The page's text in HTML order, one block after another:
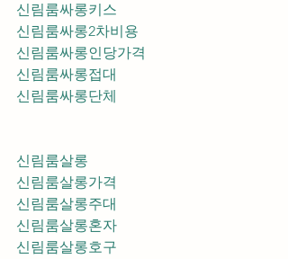
신림룸싸롱키스
신림룸싸롱2차비용
신림룸싸롱인당가격
신림룸싸롱접대
신림룸싸롱단체
신림룸살롱
신림룸살롱가격
신림룸살롱주대
신림룸살롱혼자
신림룸살롱호구